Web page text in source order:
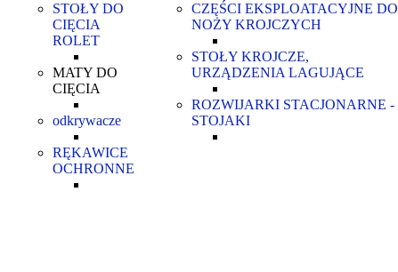
STOŁY DO
CIĘCIA
ROLET
MATY DO
CIĘCIA
odkrywacze
RĘKAWICE
OCHRONNE
CZĘŚCI EKSPLOATACYJNE DO
NOŻY KROJCZYCH
STOŁY KROJCZE,
URZĄDZENIA LAGUJĄCE
ROZWIJARKI STACJONARNE -
STOJAKI